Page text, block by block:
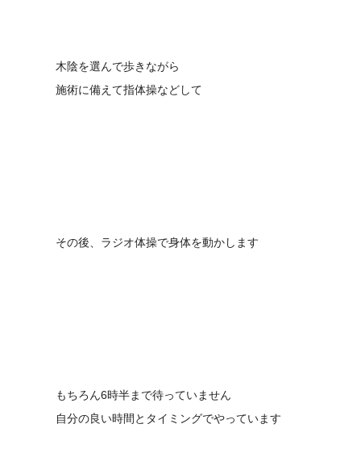
木陰を選んで歩きながら
施術に備えて指体操などして
その後、ラジオ体操で身体を動かします
もちろん6時半まで待っていません
自分の良い時間とタイミングでやっています